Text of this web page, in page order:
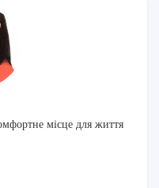
місце для життя